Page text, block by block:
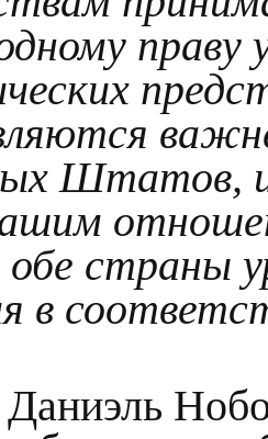
праву
Штатов,
страны
в